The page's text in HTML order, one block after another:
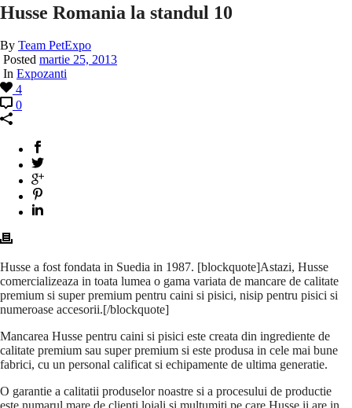
Husse Romania la standul 10
By Team PetExpo
Posted martie 25, 2013
In Expozanti
4
0
Husse a fost fondata in Suedia in 1987. [blockquote]Astazi, Husse
comercializeaza in toata lumea o gama variata de mancare de calitate
premium si super premium pentru caini si pisici, nisip pentru pisici si
numeroase accesorii.[/blockquote]
Mancarea Husse pentru caini si pisici este creata din ingrediente de
calitate premium sau super premium si este produsa in cele mai bune
fabrici, cu un personal calificat si echipamente de ultima generatie.
O garantie a calitatii produselor noastre si a procesului de productie